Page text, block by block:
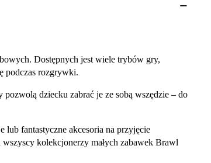
Dostępnych jest wiele trybów gry,
podczas rozgrywki.
dziecku zabrać je ze sobą wszędzie – do
lub fantastyczne akcesoria na przyjęcie
kolekcjonerzy małych zabawek Brawl